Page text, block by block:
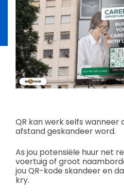
QR kan werk selfs wanneer
afstand geskandeer word.
As jou potensiële huur net
voertuig of groot
jou QR-kode skandeer en
kry.